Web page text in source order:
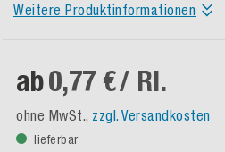
Weitere Produktinformationen
ab0,77 €/ Rl.
ohne MwSt., zzgl. Versandkosten
lieferbar